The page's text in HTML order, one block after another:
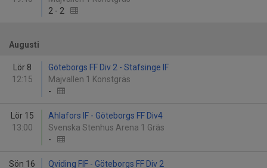
2 - 2
Augusti
Lör 8
12:15
Göteborgs FF Div 2 - Stafsinge IF
Majvallen 1 Konstgräs
-
Lör 15
13:00
Ahlafors IF - Göteborgs FF Div4
Svenska Stenhus Arena 1 Gräs
-
Sön 16
Qviding FIF - Göteborgs FF Div 2